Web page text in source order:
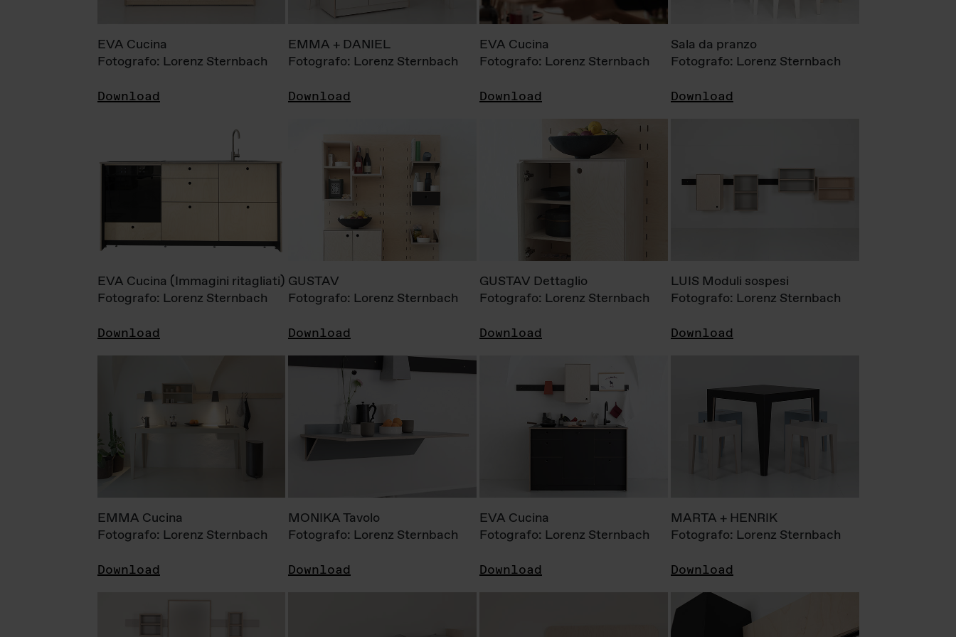
EVA Cucina
Fotografo: Lorenz Sternbach
Download
EMMA + DANIEL
Fotografo: Lorenz Sternbach
Download
EVA Cucina
Fotografo: Lorenz Sternbach
Download
Sala da pranzo
Fotografo: Lorenz Sternbach
Download
EVA Cucina (Immagini ritagliati)
Fotografo: Lorenz Sternbach
Download
GUSTAV
Fotografo: Lorenz Sternbach
Download
GUSTAV Dettaglio
Fotografo: Lorenz Sternbach
Download
LUIS Moduli sospesi
Fotografo: Lorenz Sternbach
Download
EMMA Cucina
Fotografo: Lorenz Sternbach
Download
MONIKA Tavolo
Fotografo: Lorenz Sternbach
Download
EVA Cucina
Fotografo: Lorenz Sternbach
Download
MARTA + HENRIK
Fotografo: Lorenz Sternbach
Download